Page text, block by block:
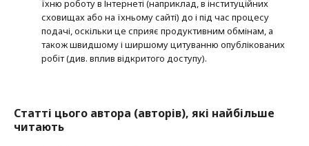
їхню роботу в Інтернеті (наприклад, в інституційних
сховищах або на їхньому сайті) до і під час процесу
подачі, оскільки це сприяє продуктивним обмінам, а
також швидшому і ширшому цитуванню опубліко­ва­них
робіт (див. вплив відкритого доступу).
Статті цього автора (авторів), які найбільше
читають